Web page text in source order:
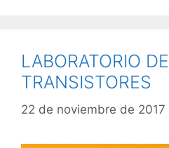
í
a
t
a
LABORATORIO DE
TRANSISTORES
22 de noviembre de 2017